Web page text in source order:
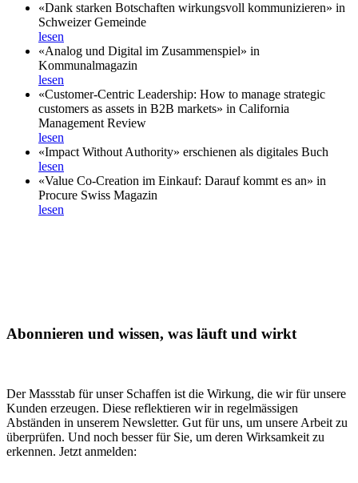
«Dank starken Botschaften wirkungsvoll kommunizieren» in
Schweizer Gemeinde
lesen
«Analog und Digital im Zusammenspiel» in
Kommunalmagazin
lesen
«Customer-Centric Leadership: How to manage strategic
customers as assets in B2B markets» in California
Management Review
lesen
«Impact Without Authority» erschienen als digitales Buch
lesen
«Value Co-Creation im Einkauf: Darauf kommt es an» in
Procure Swiss Magazin
lesen
Abonnieren und wissen, was läuft und wirkt
Der Massstab für unser Schaffen ist die Wirkung, die wir für unsere
Kunden erzeugen. Diese reflektieren wir in regelmässigen
Abständen in unserem Newsletter. Gut für uns, um unsere Arbeit zu
überprüfen. Und noch besser für Sie, um deren Wirksamkeit zu
erkennen. Jetzt anmelden: